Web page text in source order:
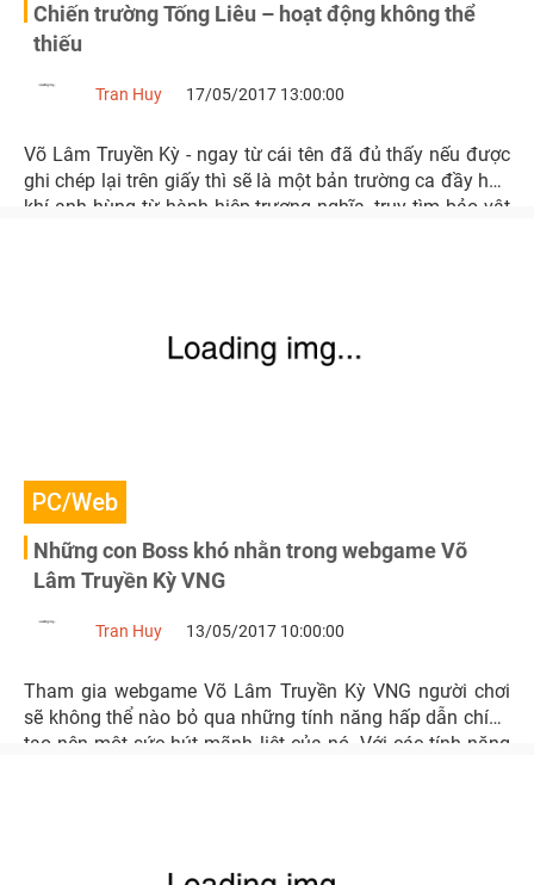
Chiến trường Tống Liêu – hoạt động không thể
thiếu
Tran Huy 17/05/2017 13:00:00
Võ Lâm Truyền Kỳ - ngay từ cái tên đã đủ thấy nếu được
ghi chép lại trên giấy thì sẽ là một bản trường ca đầy hào
khí anh hùng từ hành hiệp trượng nghĩa, truy tìm bảo vật
PC/Web
Những con Boss khó nhằn trong webgame Võ
Lâm Truyền Kỳ VNG
Tran Huy 13/05/2017 10:00:00
Tham gia webgame Võ Lâm Truyền Kỳ VNG người chơi
sẽ không thể nào bỏ qua những tính năng hấp dẫn chính
tạo nên một sức hút mãnh liệt của nó. Với các tính năng